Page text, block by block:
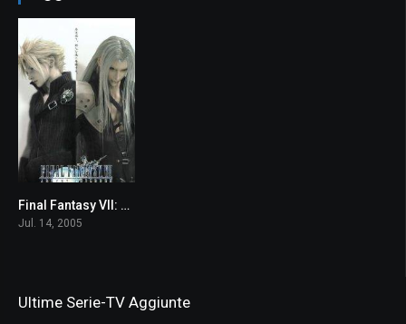
7.3
Final Fantasy VII: Advent Children
Jul. 14, 2005
Ultime Serie-TV Aggiunte